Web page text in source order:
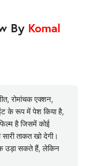
By Komal
रोमांचक एक्शन,
के रूप में पेश किया है,
है जिसमें कोई
ताकत खो देगी।
उड़ा सकते हैं, लेकिन